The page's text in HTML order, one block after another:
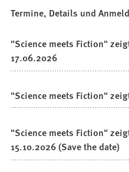
Termine, Details und
"Science meets Fiction"
17.06.2026
"Science meets Fiction"
"Science meets Fiction"
15.10.2026 (Save the date)